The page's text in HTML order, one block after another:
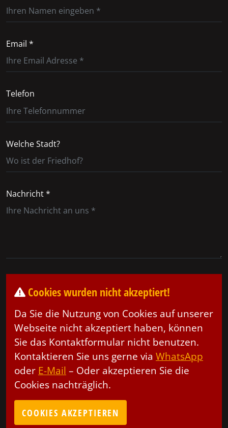
Email *
Telefon
Welche Stadt?
Nachricht *
Cookies wurden nicht akzeptiert!
Da Sie die Nutzung von Cookies auf unserer
Webseite nicht akzeptiert haben, können
Sie das Kontaktformular nicht benutzen.
Kontaktieren Sie uns gerne via WhatsApp
oder E-Mail – Oder akzeptieren Sie die
Cookies nachträglich.
COOKIES AKZEPTIEREN